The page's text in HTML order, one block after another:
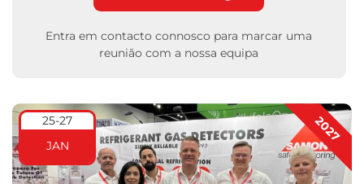
Entra em contacto connosco para marcar uma
reunião com a nossa equipa
25-27
JAN
2027